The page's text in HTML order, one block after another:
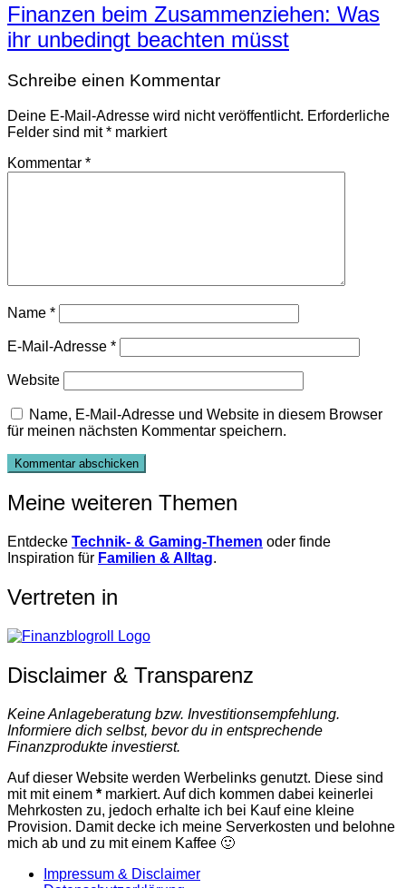
Finanzen beim Zusammenziehen: Was
ihr unbedingt beachten müsst
Schreibe einen Kommentar
Deine E-Mail-Adresse wird nicht veröffentlicht. Erforderliche
Felder sind mit* markiert
Kommentar *
Name *
E-Mail-Adresse *
Website
Name, E-Mail-Adresse und Website in diesem Browser
für meinen nächsten Kommentar speichern.
Meine weiteren Themen
Entdecke Technik- & Gaming-Themen oder finde
Inspiration für Familien & Alltag.
Vertreten in
Disclaimer & Transparenz
Keine Anlageberatung bzw. Investitionsempfehlung.
Informiere dich selbst, bevor du in entsprechende
Finanzprodukte investierst.
Auf dieser Website werden Werbelinks genutzt. Diese sind
mit mit einem * markiert. Auf dich kommen dabei keinerlei
Mehrkosten zu, jedoch erhalte ich bei Kauf eine kleine
Provision. Damit decke ich meine Serverkosten und belohne
mich ab und zu mit einem Kaffee 🙂
Impressum & Disclaimer